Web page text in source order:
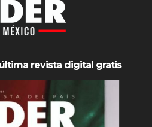
revista digital gratis